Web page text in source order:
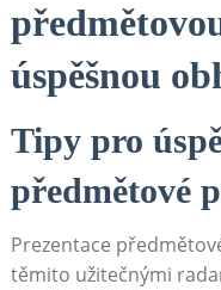
úspěšnou
Tipy pro
předmětové
Prezentace
těmito užitečnými